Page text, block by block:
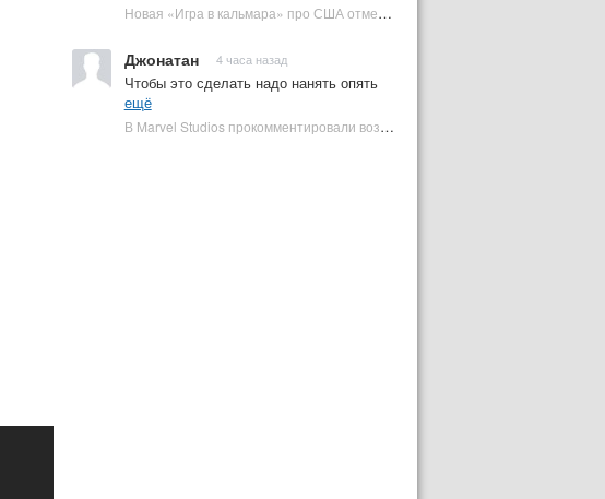
Новая «Игра в кальмара» про США отменена | Plugged In Ru
Джонатан 4 часа назад
Чтобы это сделать надо нанять опять
ещё
В Marvel Studios прокомментировали возвращение Канга на экраны | Plugged In Ru